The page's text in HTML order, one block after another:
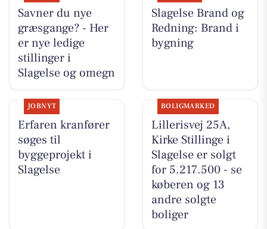
Savner du nye
græsgange? - Her
er nye ledige
stillinger i
Slagelse og omegn
Slagelse Brand og
Redning: Brand i
bygning
JOBNYT
Erfaren kranfører
søges til
byggeprojekt i
Slagelse
BOLIGMARKED
Lillerisvej 25A,
Kirke Stillinge i
Slagelse er solgt
for 5.217.500 - se
køberen og 13
andre solgte
boliger